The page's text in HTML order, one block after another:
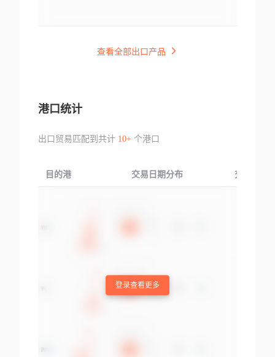
查看全部出口产品
港口统计
出口贸易匹配到共计 10+个港口
目的港 交易日期分布 交易产品
登录查看更多